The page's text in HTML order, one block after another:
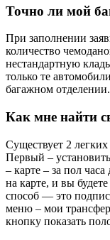
Точно ли мой
При заполнении
количество
нестандартную
только те
багажном отделении.
Как мне найти
Существует 2
Первый –
– карте – за пол
на карте, и вы
способ — это
меню – мои
кнопку показать